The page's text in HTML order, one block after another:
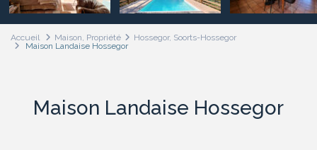
Accueil Maison, Propriété
Hossegor, Soorts-Hossegor
Maison Landaise Hossegor
Maison Landaise Hossegor